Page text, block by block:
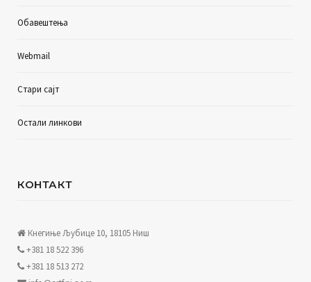
Обавештења
Webmail
Стари сајт
Остали линкови
КОНТАКТ
Кнегиње Љубице 10, 18105 Ниш
+381 18 522 396
+381 18 513 272